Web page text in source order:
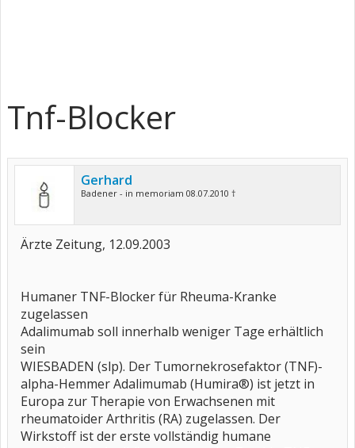
Tnf-Blocker
Gerhard
Badener - in memoriam 08.07.2010 †
Ärzte Zeitung, 12.09.2003
Humaner TNF-Blocker für Rheuma-Kranke
zugelassen
Adalimumab soll innerhalb weniger Tage erhältlich
sein
WIESBADEN (slp). Der Tumornekrosefaktor (TNF)-
alpha-Hemmer Adalimumab (Humira®) ist jetzt in
Europa zur Therapie von Erwachsenen mit
rheumatoider Arthritis (RA) zugelassen. Der
Wirkstoff ist der erste vollständig humane